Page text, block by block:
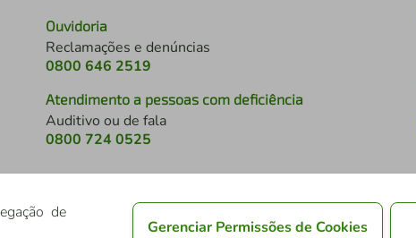
Ouvidoria
Reclamações e denúncias
0800 646 2519
Atendimento a pessoas com deficiência
Auditivo ou de fala
0800 724 0525
de
Gerenciar Permissões de Cookies